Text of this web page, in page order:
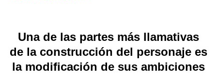
Una de las partes más llamativas
de la construcción del personaje es
la modificación de sus ambiciones